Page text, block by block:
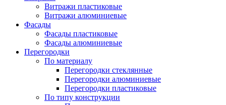
Витражи пластиковые
Витражи алюминиевые
Фасады
Фасады пластиковые
Фасады алюминиевые
Перегородки
По материалу
Перегородки стеклянные
Перегородки алюминиевые
Перегородки пластиковые
По типу конструкции